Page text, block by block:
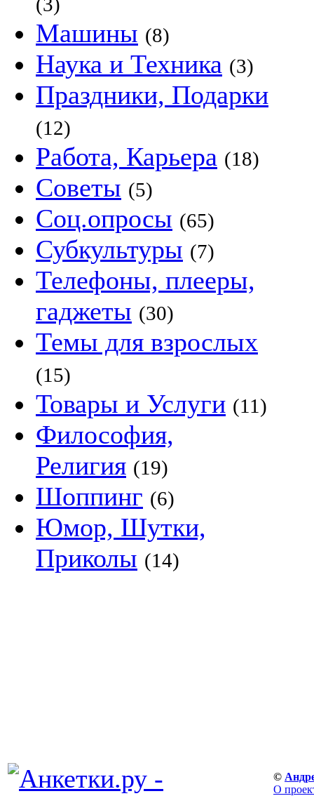
Машины (8)
Наука и Техника (3)
Праздники, Подарки
(12)
Работа, Карьера (18)
Советы (5)
Соц.опросы (65)
Субкультуры (7)
Телефоны, плееры,
гаджеты (30)
Темы для взрослых
(15)
Товары и Услуги (11)
Философия,
Религия (19)
Шоппинг (6)
Юмор, Шутки,
Приколы (14)
©
О